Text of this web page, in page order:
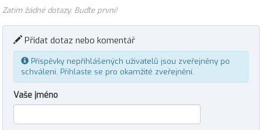
Zatím žádné dotazy. Buďte první!
Přidat dotaz nebo komentář
Příspěvky nepřihlášených uživatelů jsou zveřejněny po
schválení. Přihlaste se pro okamžité zveřejnění.
Vaše jméno